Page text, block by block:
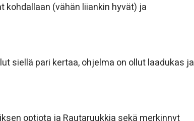
kohdallaan (vähän liiankin hyvät) ja
siellä pari kertaa, ohjelma on ollut laadukas ja